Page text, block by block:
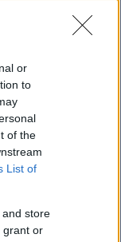
or
to
of the
List of
store
grant or